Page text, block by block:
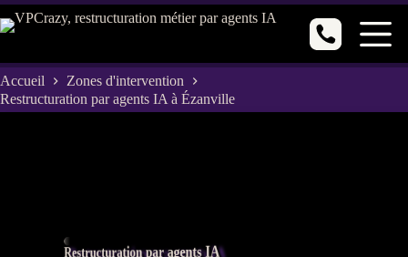
Passer
au
Accueil
Zones d'intervention
Restructuration par agents IA à Ézanville
Restructuration par agents IA